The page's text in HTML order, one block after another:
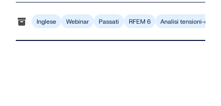
Inglese Webinar Passati RFEM 6 Analisi tensioni-